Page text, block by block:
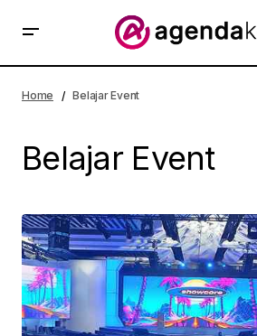
Home Belajar Event
Belajar Event